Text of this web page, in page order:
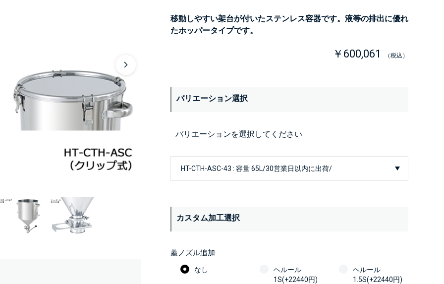
移動しやすい架台が付いたステンレス容器です。液等の排出に優れ
たホッパータイプです。
￥600,061 （税込）
バリエーション選択
バリエーションを選択してください
カスタム加工選択
蓋ノズル追加
なし
ヘルール
1S(+22440円)
ヘルール
1.5S(+22440円)